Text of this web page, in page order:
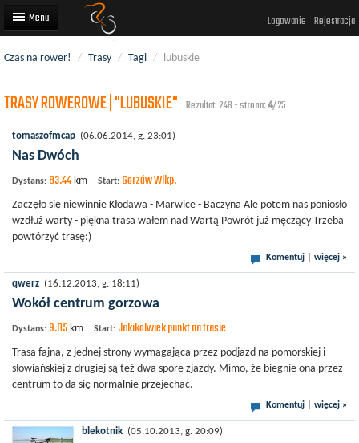
Logowanie Rejestracja
Trasy rowerowe
Wyścigi rowerowe
Dodaj
Czas na rower! / Trasy / Tagi / lubuskie
TRASY ROWEROWE | "LUBUSKIE" Rezultat: 246 - strona:4/25
tomaszofmcap (06.06.2014, g. 23:01)
Nas Dwóch
Dystans: 83.44 km Start: Gorzów Wlkp.
Zaczęło się niewinnie Kłodawa - Marwice - Baczyna Ale potem nas poniosło
wzdłuż warty - piękna trasa wałem nad Wartą Powrót już męczący Trzeba
powtórzyć trasę:)
Komentuj więcej »
qwerz (16.12.2013, g. 18:11)
Wokół centrum gorzowa
Dystans: 9.85 km Start: Jakikolwiek punkt na trasie
Trasa fajna, z jednej strony wymagająca przez podjazd na pomorskiej i
słowiańskiej z drugiej są też dwa spore zjazdy. Mimo, że biegnie ona przez
centrum to da się normalnie przejechać.
Komentuj więcej »
blekotnik (05.10.2013, g. 20:09)